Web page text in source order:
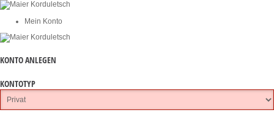
Mein Konto
KONTO ANLEGEN
KONTOTYP